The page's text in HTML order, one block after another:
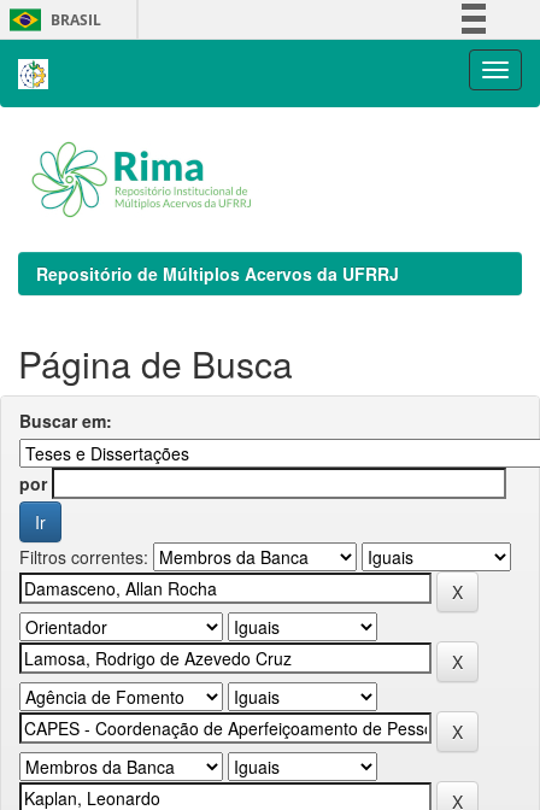
Skip
navigation
BRASIL
Repositório de Múltiplos Acervos da UFRRJ
Página de Busca
Buscar em:
por
Filtros correntes: